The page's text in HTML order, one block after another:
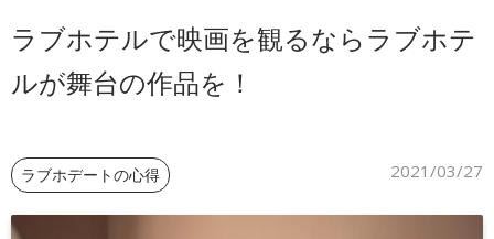
ラブホテルで映画を観るならラブホテ
ルが舞台の作品を！
ラブホデートの心得 2021/03/27